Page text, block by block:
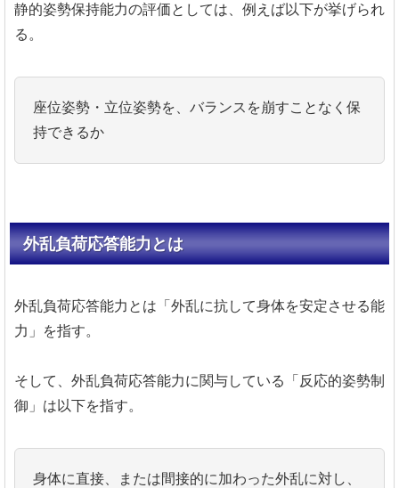
静的姿勢保持能力の評価としては、例えば以下が挙げられ
る。
座位姿勢・立位姿勢を、バランスを崩すことなく保
持できるか
外乱負荷応答能力とは
外乱負荷応答能力とは「外乱に抗して身体を安定させる能
力」を指す。
そして、外乱負荷応答能力に関与している「反応的姿勢制
御」は以下を指す。
身体に直接、または間接的に加わった外乱に対し、